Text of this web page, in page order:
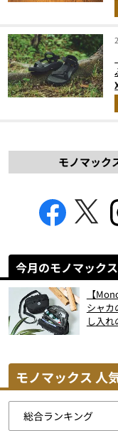
モノマック
今月のモノマック
【
シャカ
し入
モノマックス 人